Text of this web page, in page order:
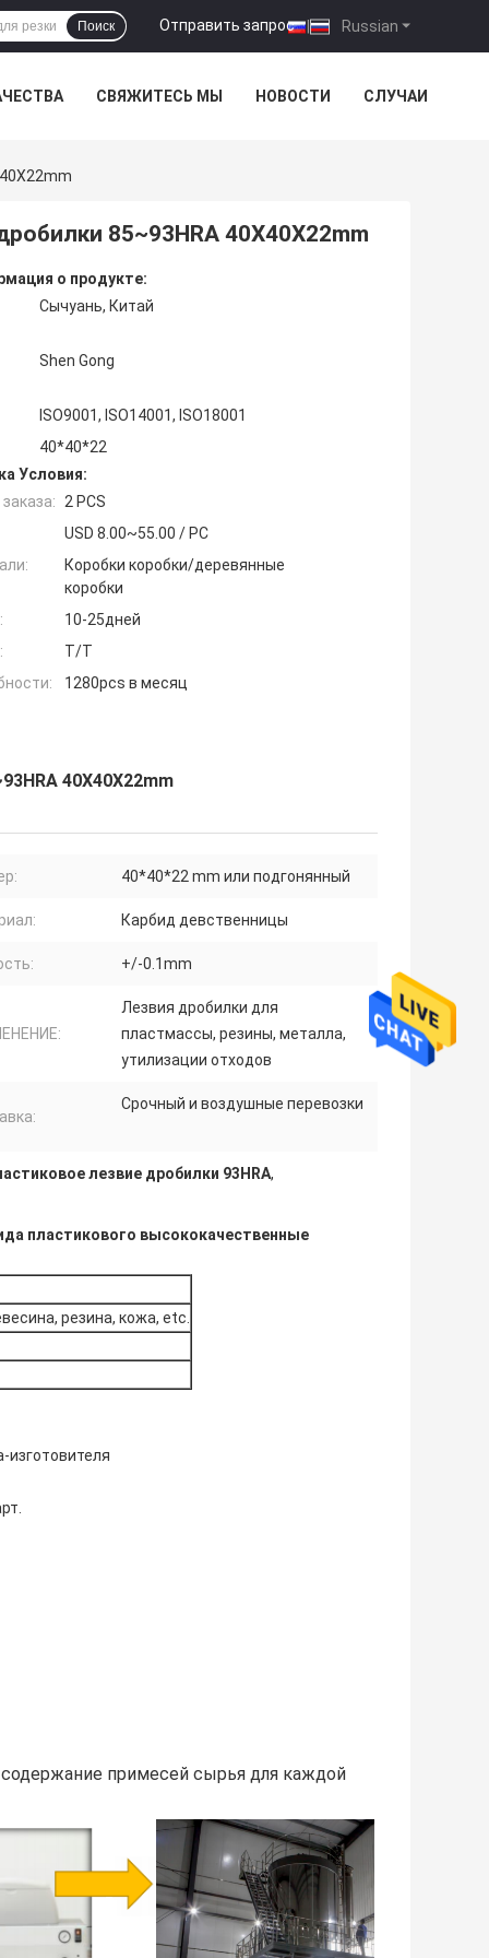
Russian
Отправить запрос |
Поиск
СВЯЖИТЕСЬ МЫ НОВОСТИ СЛУЧАИ
85~93HRA 40X40X22mm
о продукте:
Сычуань, Китай
Shen Gong
ISO9001, ISO14001, ISO18001
40*40*22
Условия:
2 PCS
USD 8.00~55.00 / PC
Коробки коробки/деревянные
коробки
10-25дней
T/T
1280pcs в месяц
40X40X22mm
40*40*22 mm или подгонянный
Карбид девственницы
+/-0.1mm
Лезвия дробилки для
пластмассы, резины, металла,
утилизации отходов
Срочный и воздушные перевозки
лезвие дробилки 93HRA,
пластикового высококачественные
резина, кожа, etc.
изготовителя
примесей сырья для каждой